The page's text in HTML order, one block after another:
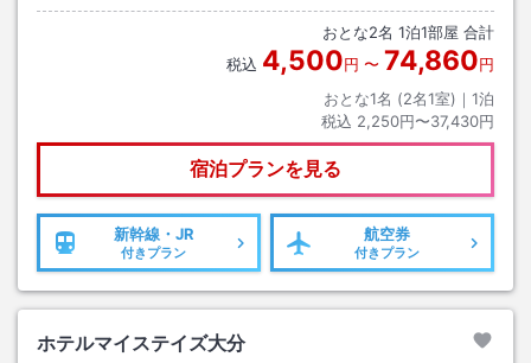
歩約３分、または大分駅からタクシーで約３分
おとな2名 1泊1部屋 合計
税込 4,500円 〜 74,860円
おとな1名 (2名1室)｜ 1泊
税込 2,250円〜37,430円
宿泊プランを見る
新幹線・JR
付きプラン
航空券
付きプラン
ホテルマイステイズ大分